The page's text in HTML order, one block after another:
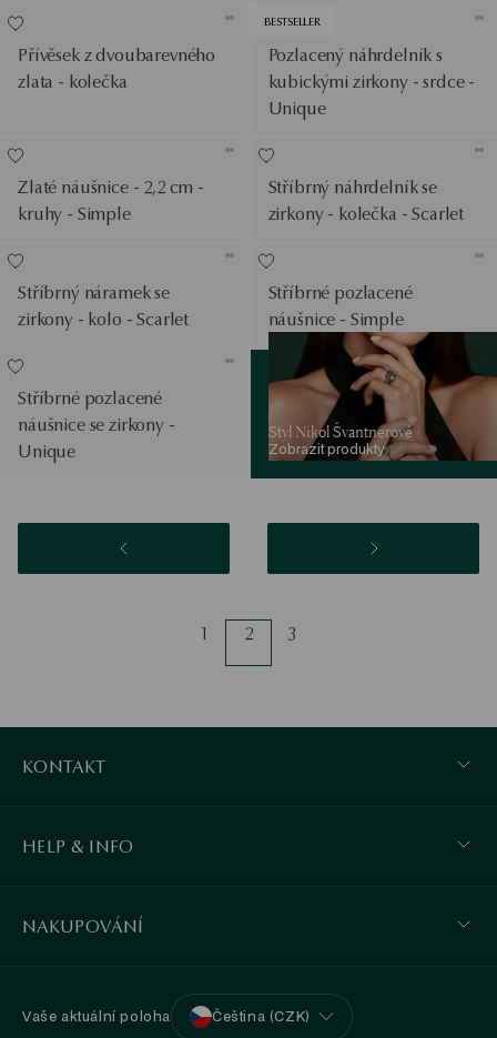
Přívěsek z dvoubarevného
zlata - kolečka
BESTSELLER
Pozlacený náhrdelník s
kubickými zirkony - srdce -
Unique
Zlaté náušnice - 2,2 cm -
kruhy - Simple
Stříbrný náhrdelník se
zirkony - kolečka - Scarlet
Stříbrný náramek se
zirkony - kolo - Scarlet
Stříbrné pozlacené
náušnice - Simple
Stříbrné pozlacené
náušnice se zirkony -
Unique
Styl Nikol Švantnerové
Zobrazit produkty
Zobrazit produkty
1 2 3
KONTAKT
HELP & INFO
NAKUPOVÁNÍ
Vaše aktuální poloha Čeština (CZK)